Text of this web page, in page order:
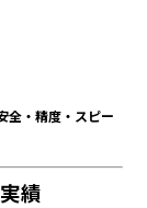
全・精度・スピー
績